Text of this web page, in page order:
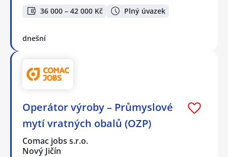
36 000 – 42 000 Kč Plný úvazek
dnešní
Operátor výroby – Průmyslové
mytí vratných obalů (OZP)
Comac jobs s.r.o.
Nový Jičín